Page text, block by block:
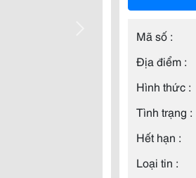
Mã số :
Địa điểm :
Hình thức :
Tình trạng :
Hết hạn :
Loại tin :